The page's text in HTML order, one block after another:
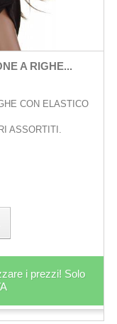
A RIGHE...
CON ELASTICO
ASSORTITI.
i prezzi! Solo